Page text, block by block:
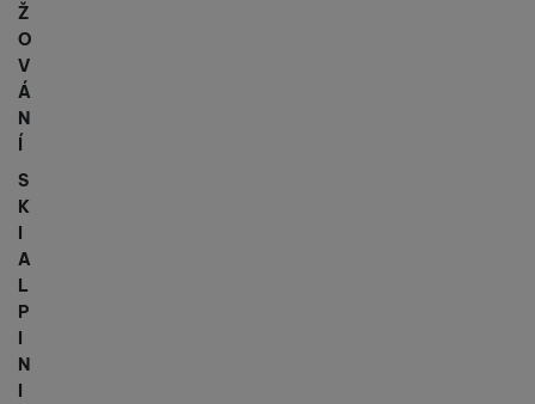
Ž
O
V
Á
N
Í
S
K
I
A
L
P
I
N
I